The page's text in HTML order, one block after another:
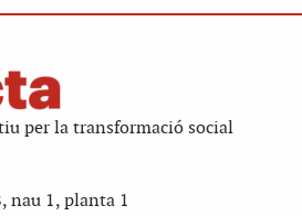
per la transformació social
nau 1, planta 1